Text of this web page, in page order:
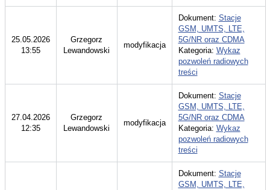
25.05.2026
13:55
Grzegorz
Lewandowski
modyfikacja
Dokument: Stacje
GSM, UMTS, LTE,
5G/NR oraz CDMA
Kategoria: Wykaz
pozwoleń radiowych
treści
27.04.2026
12:35
Grzegorz
Lewandowski
modyfikacja
Dokument: Stacje
GSM, UMTS, LTE,
5G/NR oraz CDMA
Kategoria: Wykaz
pozwoleń radiowych
treści
Dokument: Stacje
GSM, UMTS, LTE,